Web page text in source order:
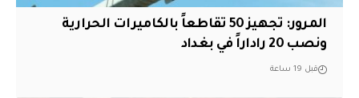
المرور: تجهيز 50 تقاطعاً بالكاميرات الحرارية
ونصب 20 راداراً في بغداد
قبل 19 ساعة